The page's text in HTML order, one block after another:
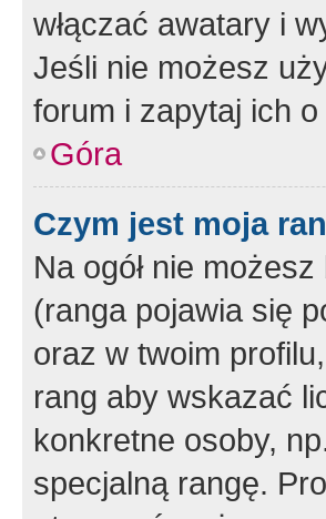
włączać awatary i
Jeśli nie możesz
forum i zapytaj ich
Góra
Czym jest moja
Na ogół nie
(ranga pojawia się
oraz w twoim
rang aby wskazać
konkretne osoby,
specjalną rangę.